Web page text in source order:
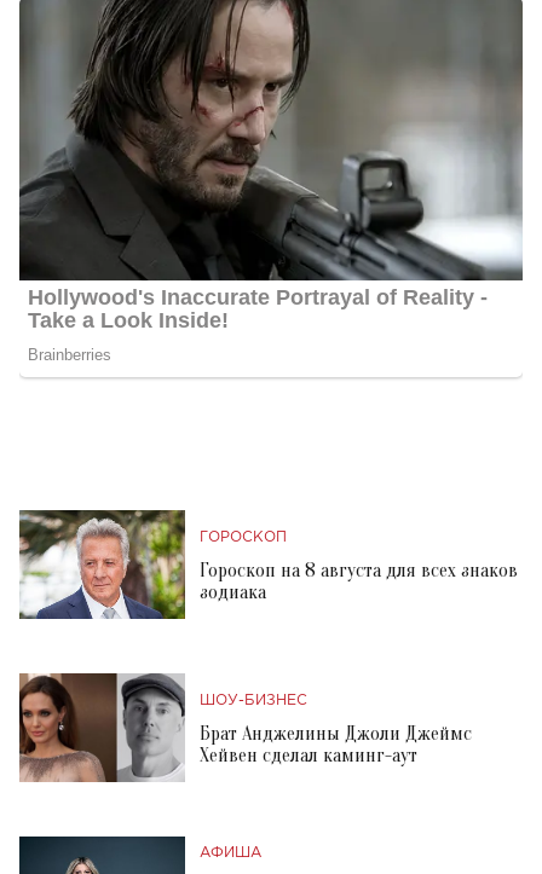
ГОРОСКОП
Гороскоп на 8 августа для всех знаков
зодиака
ШОУ-БИЗНЕС
Брат Анджелины Джоли Джеймс
Хейвен сделал каминг-аут
АФИША